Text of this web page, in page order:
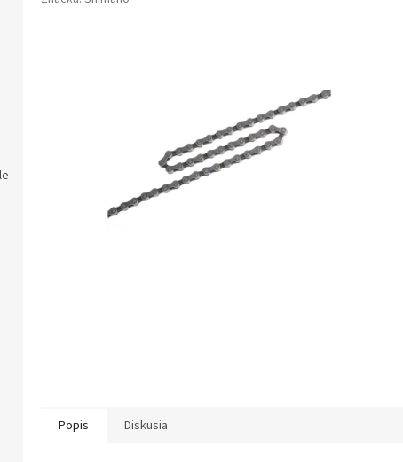
Popis Diskusia